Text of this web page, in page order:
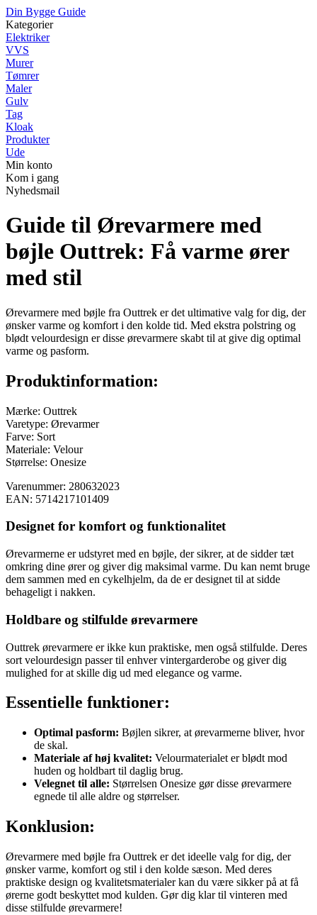
Din Bygge Guide
Kategorier
Elektriker
VVS
Murer
Tømrer
Maler
Gulv
Tag
Kloak
Produkter
Ude
Min konto
Kom i gang
Nyhedsmail
Guide til Ørevarmere med
bøjle Outtrek: Få varme ører
med stil
Ørevarmere med bøjle fra Outtrek er det ultimative valg for dig, der
ønsker varme og komfort i den kolde tid. Med ekstra polstring og
blødt velourdesign er disse ørevarmere skabt til at give dig optimal
varme og pasform.
Produktinformation:
Mærke: Outtrek
Varetype: Ørevarmer
Farve: Sort
Materiale: Velour
Størrelse: Onesize
Varenummer: 280632023
EAN: 5714217101409
Designet for komfort og funktionalitet
Ørevarmerne er udstyret med en bøjle, der sikrer, at de sidder tæt
omkring dine ører og giver dig maksimal varme. Du kan nemt bruge
dem sammen med en cykelhjelm, da de er designet til at sidde
behageligt i nakken.
Holdbare og stilfulde ørevarmere
Outtrek ørevarmere er ikke kun praktiske, men også stilfulde. Deres
sort velourdesign passer til enhver vintergarderobe og giver dig
mulighed for at skille dig ud med elegance og varme.
Essentielle funktioner:
Optimal pasform: Bøjlen sikrer, at ørevarmerne bliver, hvor
de skal.
Materiale af høj kvalitet: Velourmaterialet er blødt mod
huden og holdbart til daglig brug.
Velegnet til alle: Størrelsen Onesize gør disse ørevarmere
egnede til alle aldre og størrelser.
Konklusion:
Ørevarmere med bøjle fra Outtrek er det ideelle valg for dig, der
ønsker varme, komfort og stil i den kolde sæson. Med deres
praktiske design og kvalitetsmaterialer kan du være sikker på at få
ørerne godt beskyttet mod kulden. Gør dig klar til vinteren med
disse stilfulde ørevarmere!